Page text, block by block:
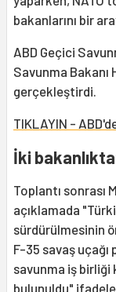
bakanlarını bir
ABD Geçici
Savunma Bakanı
gerçekleştirdi.
TIKLAYIN -
İki
Toplantı sonrası
açıklamada
sürdürülmesinin
F-35 savaş
savunma iş birliği
bulunuldu"